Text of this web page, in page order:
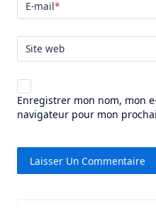
E-mail*
Site web
Enregistrer mon nom, mon
navigateur pour mon